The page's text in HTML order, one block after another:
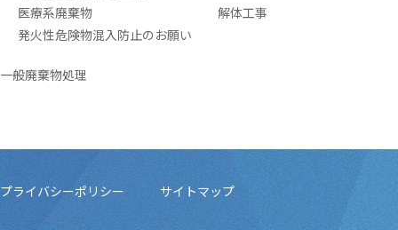
医療系廃棄物
発火性危険物混入防止のお願い
一般廃棄物処理
解体工事
プライバシーポリシー サイトマップ